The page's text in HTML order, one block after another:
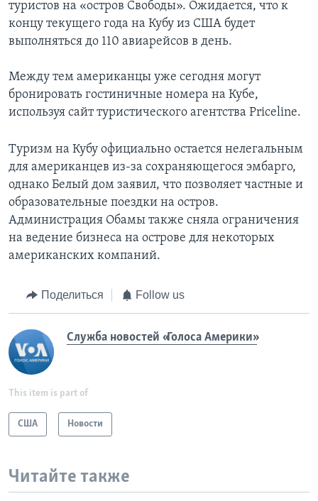
туристов на «остров Свободы». Ожидается, что к
концу текущего года на Кубу из США будет
выполняться до 110 авиарейсов в день.
Между тем американцы уже сегодня могут
бронировать гостиничные номера на Кубе,
используя сайт туристического агентства Priceline.
Туризм на Кубу официально остается нелегальным
для американцев из-за сохраняющегося эмбарго,
однако Белый дом заявил, что позволяет частные и
образовательные поездки на остров.
Администрация Обамы также сняла ограничения
на ведение бизнеса на острове для некоторых
американских компаний.
Поделиться Follow us
Служба новостей «Голоса Америки»
This item is part of
США Новости
Читайте также